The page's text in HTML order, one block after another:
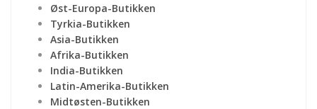
Øst-Europa-Butikken
Tyrkia-Butikken
Asia-Butikken
Afrika-Butikken
India-Butikken
Latin-Amerika-Butikken
Midtøsten-Butikken